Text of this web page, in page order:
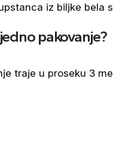
iz biljke bela
pakovanje?
traje u proseku 3